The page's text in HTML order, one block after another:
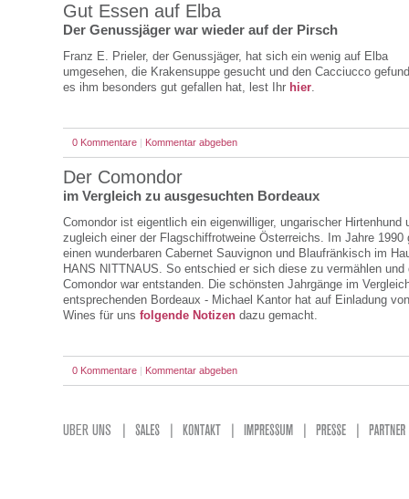
Gut Essen auf Elba
Der Genussjäger war wieder auf der Pirsch
Franz E. Prieler, der Genussjäger, hat sich ein wenig auf Elba
umgesehen, die Krakensuppe gesucht und den Cacciucco
es ihm besonders gut gefallen hat, lest Ihr hier.
0 Kommentare | Kommentar abgeben
Der Comondor
im Vergleich zu ausgesuchten Bordeaux
Comondor ist eigentlich ein eigenwilliger, ungarischer Hirtenhund
zugleich einer der Flagschiffrotweine Österreichs. Im Jahre 1990
einen wunderbaren Cabernet Sauvignon und Blaufränkisch im
HANS NITTNAUS. So entschied er sich diese zu vermählen und
Comondor war entstanden. Die schönsten Jahrgänge im
entsprechenden Bordeaux - Michael Kantor hat auf Einladung
Wines für uns folgende Notizen dazu gemacht.
0 Kommentare | Kommentar abgeben